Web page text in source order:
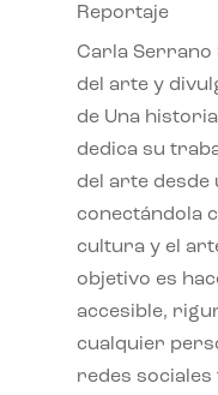
Reportaje
Carla Serrano
del arte y
de Una
dedica su
del arte desde
conectándola
cultura y el
objetivo es
accesible,
cualquier
redes sociales